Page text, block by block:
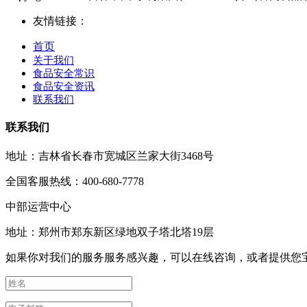
友情链接：
首页
关于我们
食品安全常识
食品安全资讯
联系我们
联系我们
地址：吉林省长春市宽城区兰家大街3468号
全国客服热线：400-680-7778
中部运营中心
地址：郑州市郑东新区绿地双子塔北塔19层
如果你对我们的服务服务感兴趣，可以在线咨询，或者提供您